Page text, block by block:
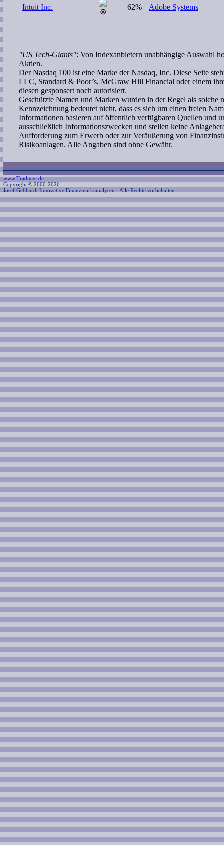
Intuit Inc. −62% Adobe Systems
"US Tech-Giants": Von Indexanbietern unabhängige Auswahl
Aktien.
Der Nasdaq 100 ist eine Marke der Nasdaq, Inc. Diese Seite
LLC, Standard & Poor’s, McGraw Hill Financial oder einem
diesen gesponsert noch autorisiert.
Geschützte Namen und Marken wurden in der Regel als solche
Kennzeichnung bedeutet nicht, dass es sich um einen freien
Informationen basieren auf öffentlich verfügbaren Quellen und
ausschließlich Informationszwecken und stellen keine
Aufforderung zum Erwerb oder zur Veräußerung von
Risikoanlagen. Alle Angaben sind ohne Gewähr.
www.Traducer.de
Copyright © 2000-2026
Josef Gebhardt Innovative Finanzmarktanalysen - Alle Rechte vorbehalten